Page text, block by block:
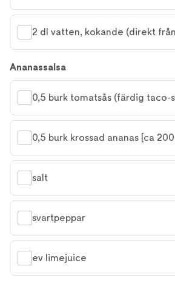
2 dl vatten, kokande (direkt
Ananassalsa
0,5 burk tomatsås (färdig taco-
0,5 burk krossad ananas [ca
salt
svartpeppar
ev limejuice